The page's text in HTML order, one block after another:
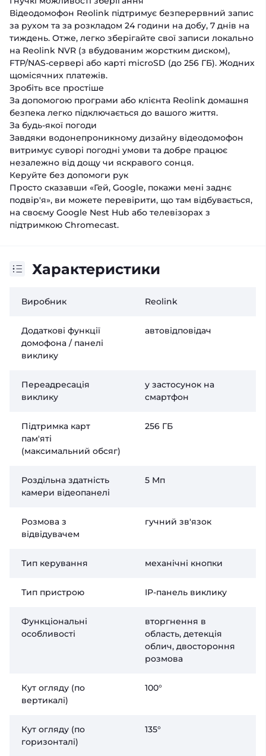
Відеодомофон Reolink підтримує безперервний запис
за рухом та за розкладом 24 години на добу, 7 днів на
тиждень. Отже, легко зберігайте свої записи локально
на Reolink NVR (з вбудованим жорстким диском),
FTP/NAS-сервері або карті microSD (до 256 ГБ). Жодних
щомісячних платежів.
Зробіть все простіше
За допомогою програми або клієнта Reolink домашня
безпека легко підключається до вашого життя.
За будь-якої погоди
Завдяки водонепроникному дизайну відеодомофон
витримує суворі погодні умови та добре працює
незалежно від дощу чи яскравого сонця.
Керуйте без допомоги рук
Просто сказавши «Гей, Google, покажи мені заднє
подвір'я», ви можете перевірити, що там відбувається,
на своєму Google Nest Hub або телевізорах з
підтримкою Chromecast.
Характеристики
Виробник Reolink
Додаткові функції
домофона / панелі
виклику
автовідповідач
Переадресація
виклику
у застосунок на
смартфон
Підтримка карт
пам'яті
(максимальний обсяг)
256 ГБ
Роздільна здатність
камери відеопанелі
5 Мп
Розмова з
відвідувачем
гучний зв'язок
Тип керування механічні кнопки
Тип пристрою IP-панель виклику
Функціональні
особливості
вторгнення в
область, детекція
облич, двостороння
розмова
Кут огляду (по
вертикалі)
100°
Кут огляду (по
горизонталі)
135°